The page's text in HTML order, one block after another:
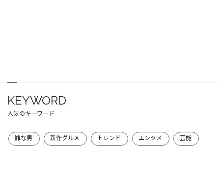
KEYWORD
人気のキーワード
罪な男 新作グルメ トレンド エンタメ 芸能